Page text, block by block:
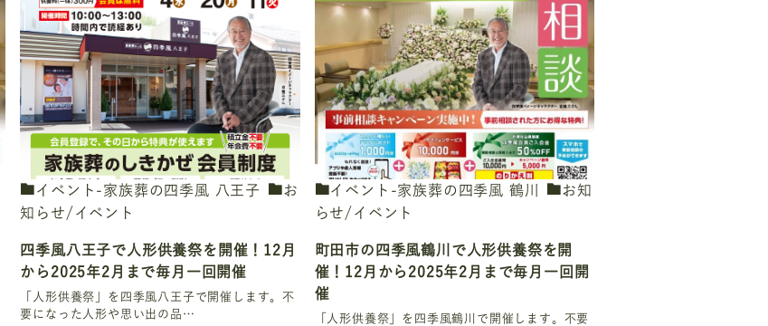
イベント-家族葬の四季風 八王子
お
知らせ/イベント
四季風八王子で人形供養祭を開催！12月
から2025年2月まで毎月一回開催
「人形供養祭」を四季風八王子で開催します。不
要になった人形や思い出の品…
イベント-家族葬の四季風 鶴川
お知
らせ/イベント
町田市の四季風鶴川で人形供養祭を開
催！12月から2025年2月まで毎月一回開
催
「人形供養祭」を四季風鶴川で開催します。不要